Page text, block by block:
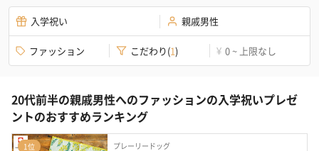
入学祝い 親戚男性
ファッション こだわり(1) ¥ 0 ~ 上限なし
20代前半の親戚男性へのファッションの入学祝いプレゼ
ントのおすすめランキング
1位 プレーリードッグ